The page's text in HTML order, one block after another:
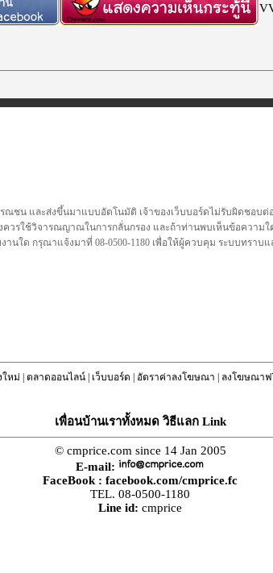
ชน และส่งขึ้นมาแบบอัตโนมัติ เจ้าของเว็บบอร์ดไม่รับผิดชอบต่
ควรใช้วิจารณญาณในการกลั่นกรอง และถ้าท่านพบเห็นข้อความ
านใด กรุณาแจ้งมาที่ 08-0500-1180 เพื่อให้ผู้ควบคุม ระบบทรา
ใหม่ | ตลาดออนไลน์| เว็บบอร์ด | อัตราค่าลงโฆษณา | ลงโฆษณาฟ
เพื่อนบ้านเราทั้งหมด วิธีแลก Link
© cmprice.com since 14 Jan 2005
E-mail:
FaceBook : facebook.com/cmprice.fc
TEL. 08-0500-1180
Line id: cmprice